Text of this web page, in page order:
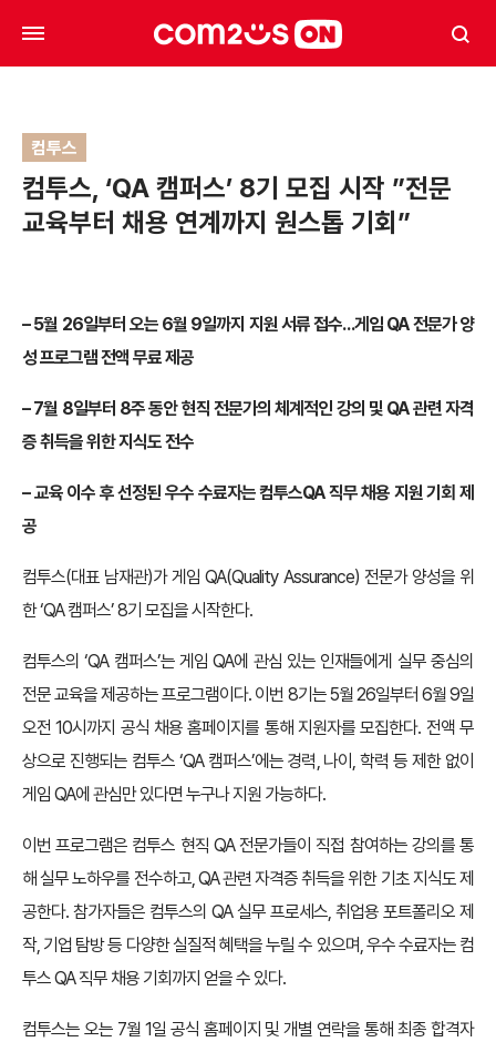
컴투스
컴투스, ‘QA 캠퍼스’ 8기 모집 시작 ”전문
교육부터 채용 연계까지 원스톱 기회”
– 5월 26일부터 오는 6월 9일까지 지원 서류 접수…게임 QA 전문가 양
성 프로그램 전액 무료 제공
– 7월 8일부터 8주 동안 현직 전문가의 체계적인 강의 및 QA 관련 자격
증 취득을 위한 지식도 전수
– 교육 이수 후 선정된 우수 수료자는 컴투스QA 직무 채용 지원 기회 제
공
컴투스(대표 남재관)가 게임 QA(Quality Assurance) 전문가 양성을 위
한 ‘QA 캠퍼스’ 8기 모집을 시작한다.
컴투스의 ‘QA 캠퍼스’는 게임 QA에 관심 있는 인재들에게 실무 중심의
전문 교육을 제공하는 프로그램이다. 이번 8기는 5월 26일부터 6월 9일
오전 10시까지 공식 채용 홈페이지를 통해 지원자를 모집한다. 전액 무
상으로 진행되는 컴투스 ‘QA 캠퍼스’에는 경력, 나이, 학력 등 제한 없이
게임 QA에 관심만 있다면 누구나 지원 가능하다.
이번 프로그램은 컴투스 현직 QA 전문가들이 직접 참여하는 강의를 통
해 실무 노하우를 전수하고, QA 관련 자격증 취득을 위한 기초 지식도 제
공한다. 참가자들은 컴투스의 QA 실무 프로세스, 취업용 포트폴리오 제
작, 기업 탐방 등 다양한 실질적 혜택을 누릴 수 있으며, 우수 수료자는 컴
투스 QA 직무 채용 기회까지 얻을 수 있다.
컴투스는 오는 7월 1일 공식 홈페이지 및 개별 연락을 통해 최종 합격자